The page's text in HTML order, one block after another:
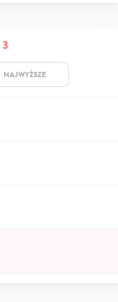
3
NAJWYŻSZE